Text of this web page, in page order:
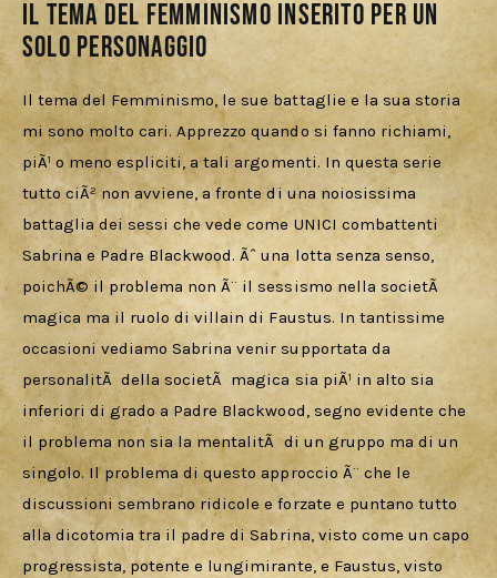
Il tema del Femminismo inserito per un
solo personaggio
Il tema del Femminismo, le sue battaglie e la sua storia
mi sono molto cari. Apprezzo quando si fanno richiami,
piÃ¹ o meno espliciti, a tali argomenti. In questa serie
tutto ciÃ² non avviene, a fronte di una noiosissima
battaglia dei sessi che vede come UNICI combattenti
Sabrina e Padre Blackwood. Ãˆ una lotta senza senso,
poichÃ© il problema non Ã¨ il sessismo nella societÃ
magica ma il ruolo di villain di Faustus. In tantissime
occasioni vediamo Sabrina venir supportata da
personalitÃ  della societÃ  magica sia piÃ¹ in alto sia
inferiori di grado a Padre Blackwood, segno evidente che
il problema non sia la mentalitÃ  di un gruppo ma di un
singolo. Il problema di questo approccio Ã¨ che le
discussioni sembrano ridicole e forzate e puntano tutto
alla dicotomia tra il padre di Sabrina, visto come un capo
progressista, potente e lungimirante, e Faustus, visto